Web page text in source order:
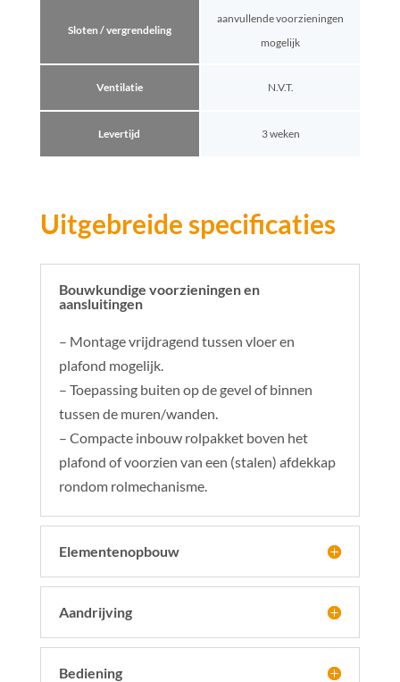
Sloten / vergrendeling
aanvullende voorzieningen
mogelijk
Ventilatie N.V.T.
Levertijd 3 weken
Uitgebreide specificaties
Bouwkundige voorzieningen en
aansluitingen
– Montage vrijdragend tussen vloer en
plafond mogelijk.
– Toepassing buiten op de gevel of binnen
tussen de muren/wanden.
– Compacte inbouw rolpakket boven het
plafond of voorzien van een (stalen) afdekkap
rondom rolmechanisme.
Elementenopbouw
Aandrijving
Bediening